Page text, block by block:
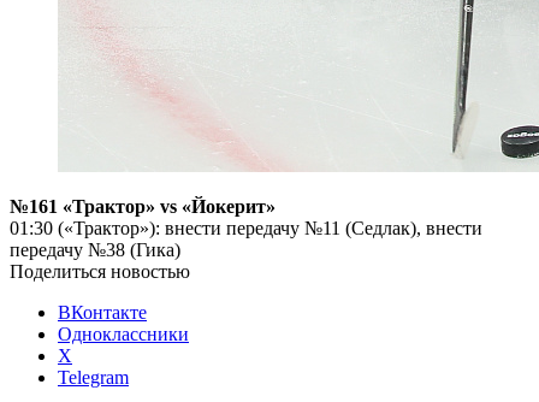
№161 «Трактор» vs «Йокерит»
01:30 («Трактор»): внести передачу №11 (Седлак), внести
передачу №38 (Гика)
Поделиться новостью
ВКонтакте
Одноклассники
X
Telegram